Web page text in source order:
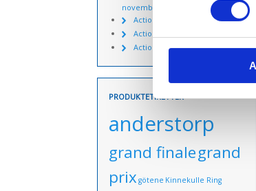
november
Actionpics nyheter 15 aug
Actionpics nyheter 3 nov
Actionpics nyheter 20 mars
PRODUKTETIKETTER
anderstorp
grand finalegrand
prix götene Kinnekulle Ring